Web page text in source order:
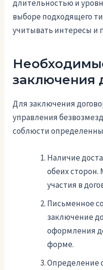
длительностью и
выборе подходящего
учитывать интересы и
заключения
Для заключения
управления
соблюсти
Наличие
обеих
участия в
Письменное
заключение
оформления
форме.
Определение